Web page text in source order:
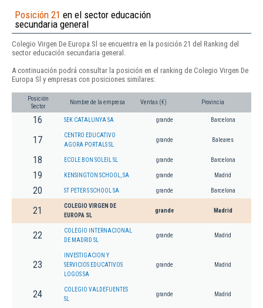
Posición 21 en el sector educación
secundaria general
Colegio Virgen De Europa Sl se encuentra en la posición 21 del Ranking del
sector educación secundaria general.
A continuación podrá consultar la posición en el ranking de Colegio Virgen De
Europa Sl y empresas con posiciones similares:
Posición
Sector
Nombre de la empresa Ventas (€) Provincia
16 SEK CATALUNYA SA grande Barcelona
17
CENTRO EDUCATIVO
AGORA PORTALS SL
grande Baleares
18 ECOLE BON SOLEIL SL grande Barcelona
19 KENSINGTON SCHOOL, SA grande Madrid
20 ST PETER S SCHOOL SA grande Barcelona
21
COLEGIO VIRGEN DE
EUROPA SL
grande Madrid
22
COLEGIO INTERNACIONAL
DE MADRID SL
grande Madrid
23
INVESTIGACION Y
SERVICIOS EDUCATIVOS
LOGOS SA
grande Madrid
24
COLEGIO VALDEFUENTES
SL
grande Madrid